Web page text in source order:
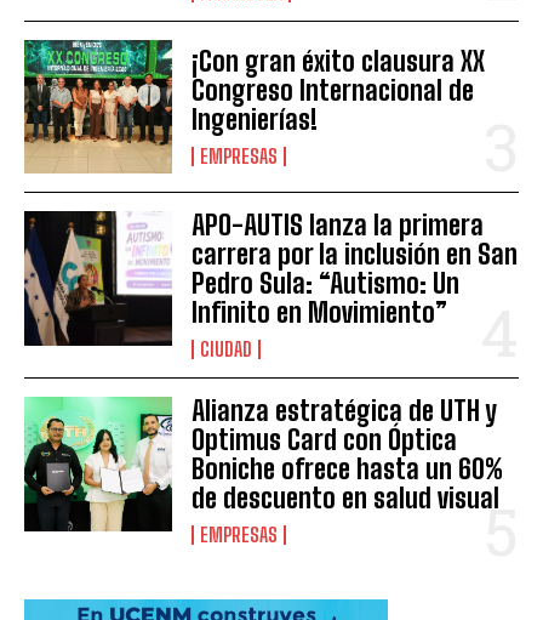
¡Con gran éxito clausura XX
Congreso Internacional de
Ingenierías!
EMPRESAS
APO-AUTIS lanza la primera
carrera por la inclusión en San
Pedro Sula: “Autismo: Un
Infinito en Movimiento”
CIUDAD
Alianza estratégica de UTH y
Optimus Card con Óptica
Boniche ofrece hasta un 60%
de descuento en salud visual
EMPRESAS